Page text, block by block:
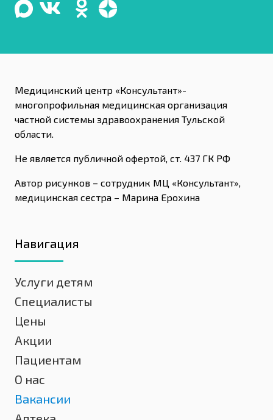
Медицинский центр «Консультант»-
многопрофильная медицинская организация
частной системы здравоохранения Тульской
области.
Не является публичной офертой, ст. 437 ГК РФ
Автор рисунков – сотрудник МЦ «Консультант»,
медицинская сестра – Марина Ерохина
Навигация
Услуги детям
Специалисты
Цены
Акции
Пациентам
О нас
Вакансии